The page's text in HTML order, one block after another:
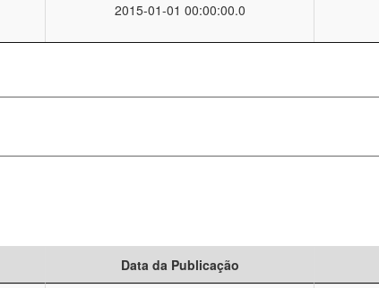
2015-01-01 00:00:00.0
Data da Publicação